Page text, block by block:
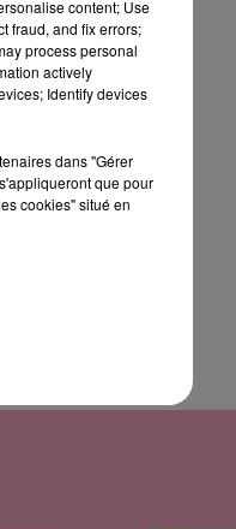
content; Use
fraud, and fix errors;
process personal
actively
Identify devices
dans "Gérer
que pour
cookies" situé en